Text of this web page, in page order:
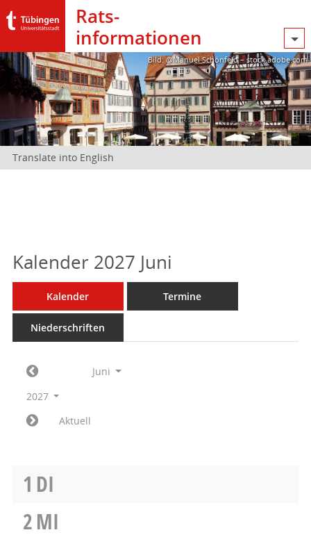
Rats­
informationen
Bild: @Manuel Schönfeld – stock.adobe.com
Translate into English
Kalender 2027 Juni
Kalender Termine
Niederschriften
Juni
2027
Aktuell
1 DI
2MI